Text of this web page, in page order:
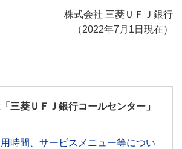
株式会社 三菱ＵＦＪ銀行
（2022年7月1日現在）
三菱ＵＦＪ銀行コールセンター」
時間、サービスメニュー等につい